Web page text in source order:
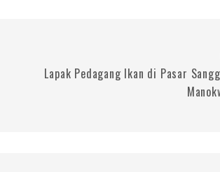
Lapak Pedagang Ikan di Pasar